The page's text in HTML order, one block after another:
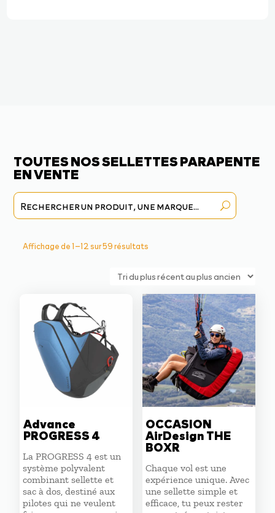
TOUTES NOS SELLETTES PARAPENTE
EN VENTE
Affichage de 1–12 sur 59 résultats
récent
plus
ancien
Advance
PROGRESS 4
La PROGRESS 4 est un
système polyvalent
combinant sellette et
sac à dos, destiné aux
pilotes qui ne veulent
OCCASION
AirDesign THE
BOXR
Chaque vol est une
expérience unique. Avec
une sellette simple et
efficace, tu peux rester